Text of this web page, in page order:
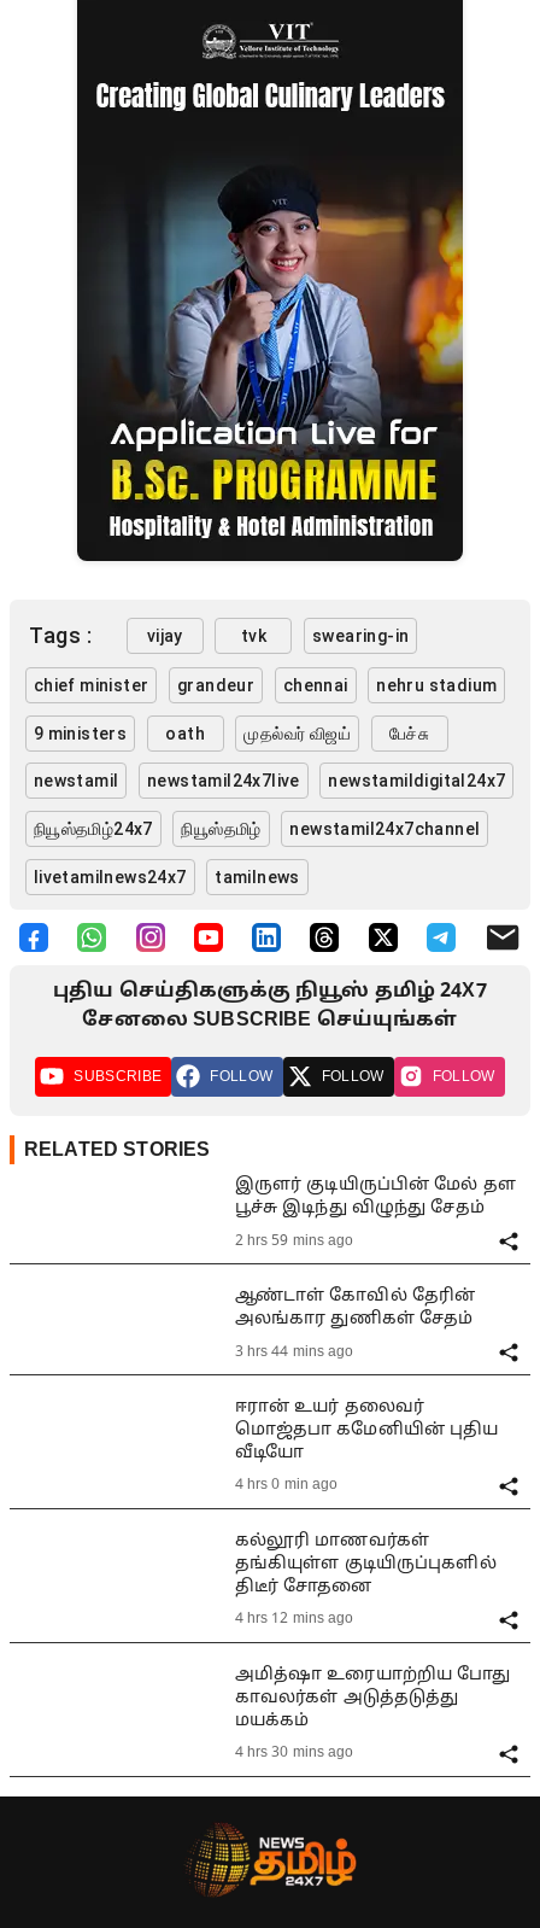
Tags : vijay tvk swearing-in
chief minister grandeur chennai nehru stadium
9 ministers oath முதல்வர் விஜய் பேச்சு
newstamil newstamil24x7live newstamildigital24x7
நியூஸ்தமிழ்24x7 நியூஸ்தமிழ் newstamil24x7channel
livetamilnews24x7 tamilnews
புதிய செய்திகளுக்கு நியூஸ் தமிழ் 24X7
சேனலை SUBSCRIBE செய்யுங்கள்
SUBSCRIBE FOLLOW FOLLOW FOLLOW
RELATED STORIES
இருளர் குடியிருப்பின் மேல் தள
பூச்சு இடிந்து விழுந்து சேதம்
2 hrs 59 mins ago
ஆண்டாள் கோவில் தேரின்
அலங்கார துணிகள் சேதம்
3 hrs 44 mins ago
ஈரான் உயர் தலைவர்
மொஜ்தபா கமேனியின் புதிய
வீடியோ
4 hrs 0 min ago
கல்லூரி மாணவர்கள்
தங்கியுள்ள குடியிருப்புகளில்
திடீர் சோதனை
4 hrs 12 mins ago
அமித்ஷா உரையாற்றிய போது
காவலர்கள் அடுத்தடுத்து
மயக்கம்
4 hrs 30 mins ago